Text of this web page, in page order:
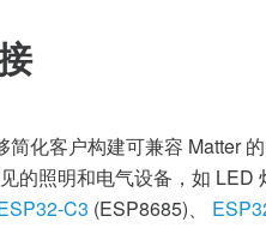
简化客户构建可兼容 Matter
的照明和电气设备，如
ESP32-C3 (ESP8685)、